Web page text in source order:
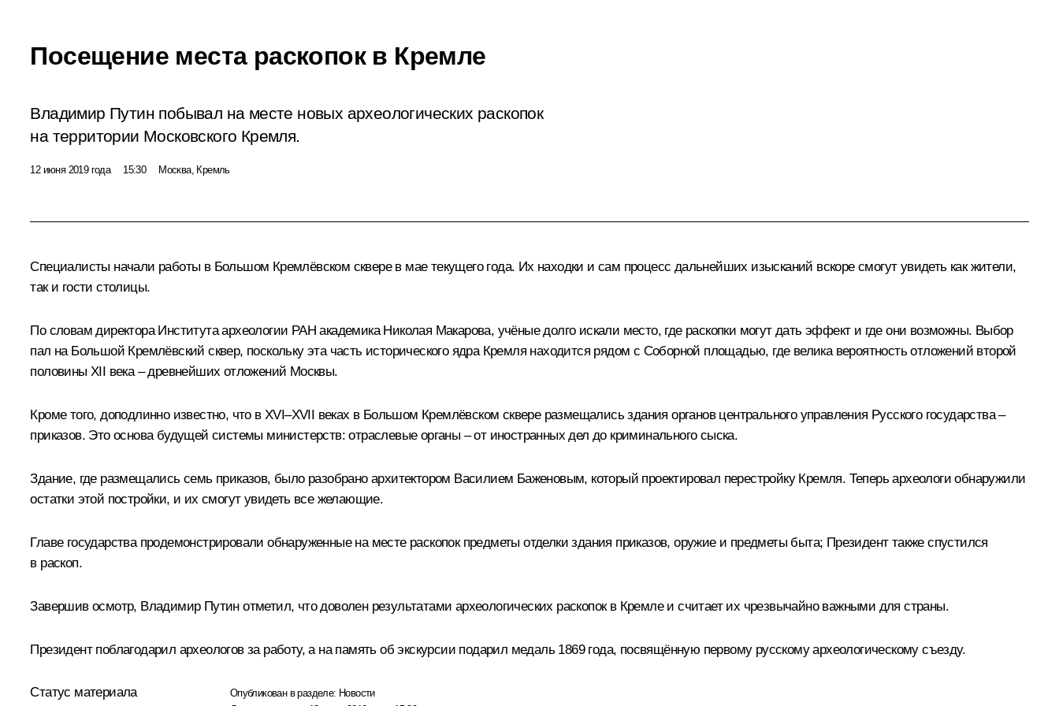
Посещение места раскопок в Кремле
Владимир Путин побывал на месте новых археологических раскопок
на территории Московского Кремля.
12 июня 2019 года 15:30 Москва, Кремль
Специалисты начали работы в Большом Кремлёвском сквере в мае текущего года. Их находки и сам процесс дальнейших изысканий вскоре смогут увидеть как жители,
так и гости столицы.
По словам директора Института археологии РАН академика Николая Макарова, учёные долго искали место, где раскопки могут дать эффект и где они возможны. Выбор
пал на Большой Кремлёвский сквер, поскольку эта часть исторического ядра Кремля находится рядом с Соборной площадью, где велика вероятность отложений второй
половины XII века – древнейших отложений Москвы.
Кроме того, доподлинно известно, что в XVI–XVII веках в Большом Кремлёвском сквере размещались здания органов центрального управления Русского государства –
приказов. Это основа будущей системы министерств: отраслевые органы – от иностранных дел до криминального сыска.
Здание, где размещались семь приказов, было разобрано архитектором Василием Баженовым, который проектировал перестройку Кремля. Теперь археологи обнаружили
остатки этой постройки, и их смогут увидеть все желающие.
Главе государства продемонстрировали обнаруженные на месте раскопок предметы отделки здания приказов, оружие и предметы быта; Президент также спустился
в раскоп.
Завершив осмотр, Владимир Путин отметил, что доволен результатами археологических раскопок в Кремле и считает их чрезвычайно важными для страны.
Президент поблагодарил археологов за работу, а на память об экскурсии подарил медаль 1869 года, посвящённую первому русскому археологическому съезду.
Статус материала Опубликован в разделе: Новости